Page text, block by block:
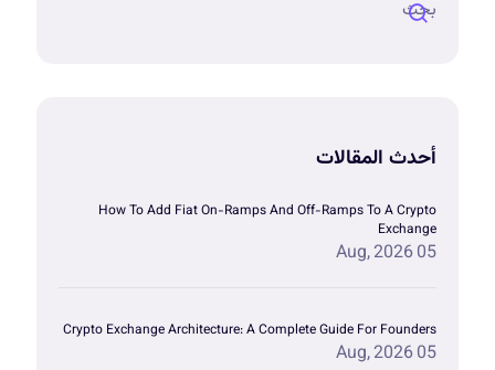
أحدث المقالات
How To Add Fiat On-Ramps And Off-Ramps To A Crypto
Exchange
05 Aug, 2026
Crypto Exchange Architecture: A Complete Guide For Founders
05 Aug, 2026